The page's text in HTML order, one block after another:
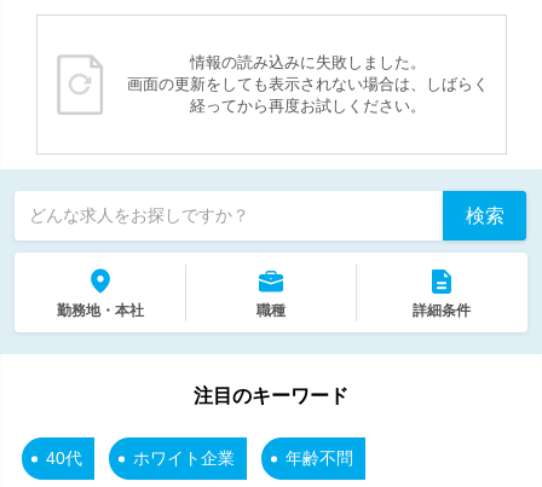
情報の読み込みに失敗しました。
画面の更新をしても表示されない場合は、しばらく
経ってから再度お試しください。
どんな求人をお探しですか？ 検索
勤務地・本社 職種 詳細条件
注目のキーワード
40代 ホワイト企業 年齢不問